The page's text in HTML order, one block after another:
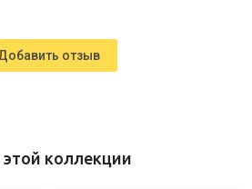
отзыв
коллекции